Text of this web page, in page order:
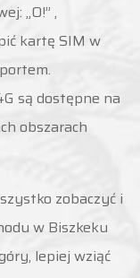
„O!” ,
kartę SIM w
są dostępne na
obszarach
zobaczyć i
w Biszkeku
lepiej wziąć